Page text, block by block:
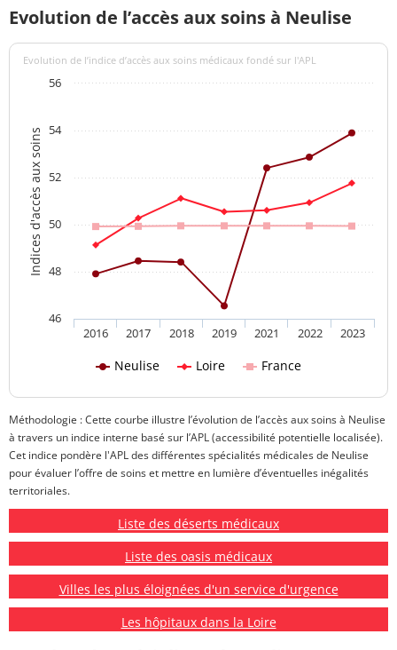
Evolution de l’accès aux soins à Neulise
Indices d'accès aux soins
Evolution de l’indice d’accès aux soins médicaux fondé sur l'APL
Neulise Loire France
2016 2017 2018 2019 2021 2022 2023
46
48
50
52
54
56
Méthodologie : Cette courbe illustre l’évolution de l’accès aux soins à Neulise
à travers un indice interne basé sur l’APL (accessibilité potentielle localisée).
Cet indice pondère l'APL des différentes spécialités médicales de Neulise
pour évaluer l’offre de soins et mettre en lumière d’éventuelles inégalités
territoriales.
Liste des déserts médicaux
Liste des oasis médicaux
Villes les plus éloignées d'un service d'urgence
Les hôpitaux dans la Loire